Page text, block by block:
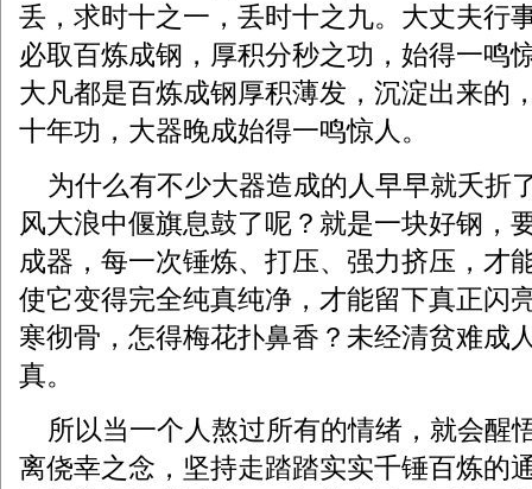
丢，求时十之一，丢时十之九。大丈夫行
必取百炼成钢，厚积分秒之功，始得一鸣
大凡都是百炼成钢厚积薄发，沉淀出来的
十年功，大器晚成始得一鸣惊人。
为什么有不少大器造成的人早早就夭折
风大浪中偃旗息鼓了呢？就是一块好钢，
成器，每一次锤炼、打压、强力挤压，才
使它变得完全纯真纯净，才能留下真正闪
寒彻骨，怎得梅花扑鼻香？未经清贫难成
真。
所以当一个人熬过所有的情绪，就会醒
离侥幸之念，坚持走踏踏实实千锤百炼的